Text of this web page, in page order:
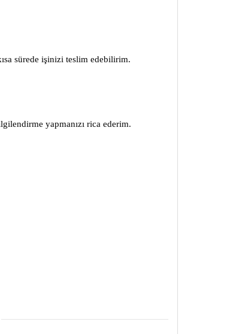
sürede işinizi teslim edebilirim.
yapmanızı rica ederim.